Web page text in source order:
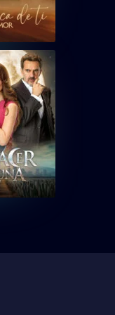
Tan cerca de ti,
nace el amor
Capítulo 52
TCDTNEAEP53
Tan cerca de ti,
nace el amor
Capítulo 53
TCDTNEAEP54
Tan cerca de ti,
nace el amor
Capítulo 54